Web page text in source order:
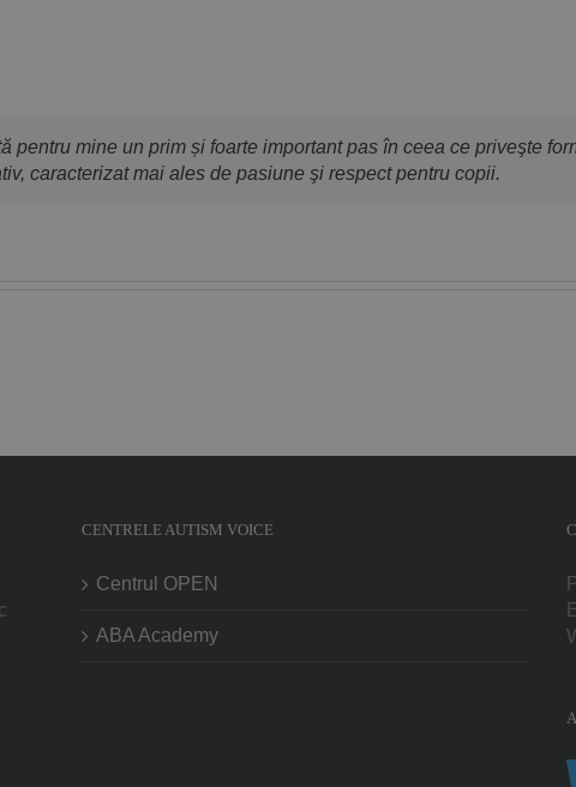
pentru mine un prim și foarte important pas în ceea ce priveşte
caracterizat mai ales de pasiune şi respect pentru copii.
CENTRELE AUTISM VOICE
Centrul OPEN
ABA Academy